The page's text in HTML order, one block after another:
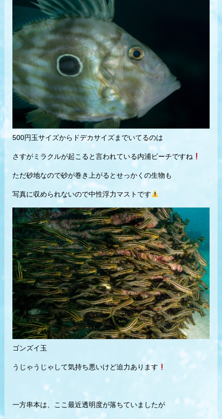
500円玉サイズからドデカサイズまでいてるのは
さすがミラクルが起こると言われている内浦ビーチですね
ただ砂地なので砂が巻き上がるとせっかくの生物も
写真に収められないので中性浮力マストです
ゴンズイ玉
うじゃうじゃして気持ち悪いけど迫力あります
一方串本は、ここ最近透明度が落ちていましたが